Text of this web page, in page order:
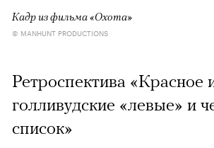
Кадр из фильма «Охота»
© MANHUNT PRODUCTIONS
Ретроспектива «Красное
голливудские «левые» и
список»